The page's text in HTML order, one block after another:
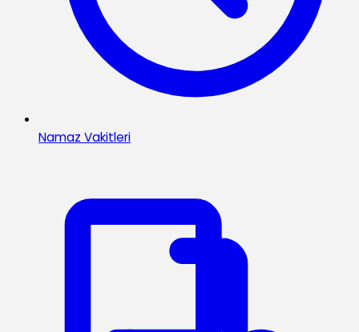
Namaz Vakitleri